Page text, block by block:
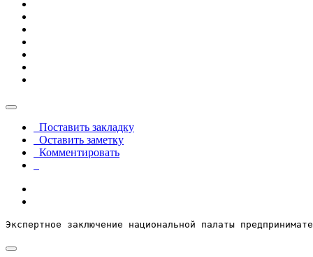
Поставить закладку
Оставить заметку
Комментировать
Экспертное заключение национальной палаты